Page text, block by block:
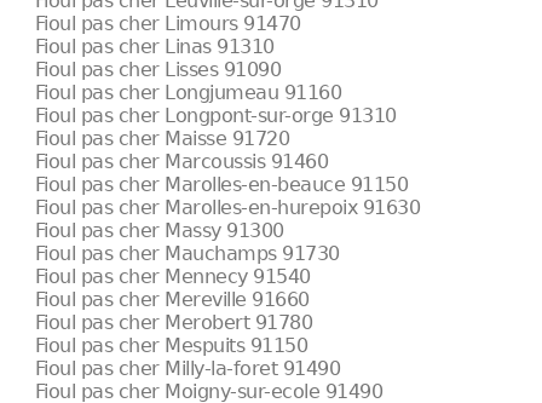
Fioul pas cher Limours 91470
Fioul pas cher Linas 91310
Fioul pas cher Lisses 91090
Fioul pas cher Longjumeau 91160
Fioul pas cher Longpont-sur-orge 91310
Fioul pas cher Maisse 91720
Fioul pas cher Marcoussis 91460
Fioul pas cher Marolles-en-beauce 91150
Fioul pas cher Marolles-en-hurepoix 91630
Fioul pas cher Massy 91300
Fioul pas cher Mauchamps 91730
Fioul pas cher Mennecy 91540
Fioul pas cher Mereville 91660
Fioul pas cher Merobert 91780
Fioul pas cher Mespuits 91150
Fioul pas cher Milly-la-foret 91490
Fioul pas cher Moigny-sur-ecole 91490